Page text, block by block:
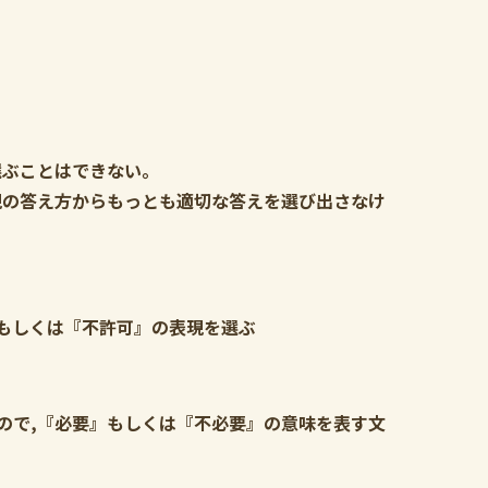
ことはできない。
答え方からもっとも適切な答えを選び出さなけ
しくは『不許可』の表現を選ぶ
で,『必要』もしくは『不必要』の意味を表す文